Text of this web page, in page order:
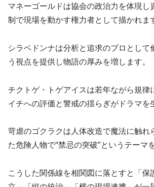
マネーゴールドは協会の政治力を体現し
制で現場を動かす権力者として描かれま
シラベドンナは分析と追求のプロとして
う視点を提供し物語の厚みを増します。
チクトゲ・トゲアイスは若年ながら規律
イチへの評価と警戒の揺らぎがドラマを
苛虐のゴクラクは人体改造で魔法に触れ
た危険人物で“禁忌の突破”というテーマ
こうした関係線を相関図に落とすと「保